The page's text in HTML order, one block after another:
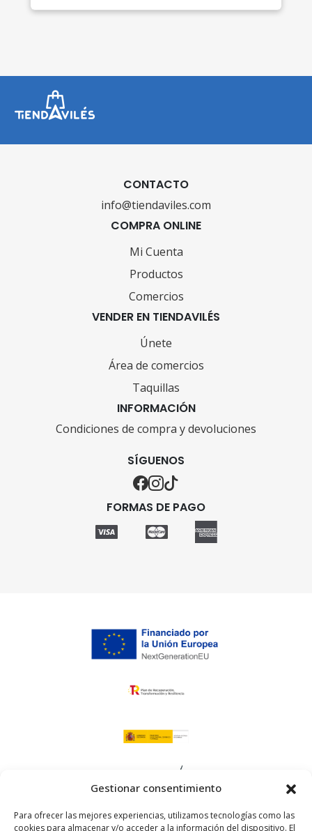
Gestionar consentimiento
Para ofrecer las mejores experiencias, utilizamos tecnologías como las
cookies para almacenar y/o acceder a la información del dispositivo. El
CONTACTO
info@tiendaviles.com
COMPRA ONLINE
Mi Cuenta
Productos
Comercios
VENDER EN TIENDAVILÉS
Únete
Área de comercios
Taquillas
INFORMACIÓN
Condiciones de compra y devoluciones
SÍGUENOS
FORMAS DE PAGO